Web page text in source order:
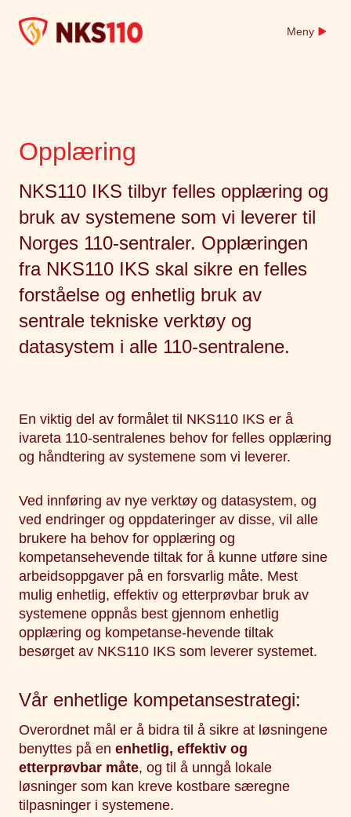
content
Meny
Opplæring
NKS110 IKS tilbyr felles opplæring og
bruk av systemene som vi leverer til
Norges 110-sentraler. Opplæringen
fra NKS110 IKS skal sikre en felles
forståelse og enhetlig bruk av
sentrale tekniske verktøy og
datasystem i alle 110-sentralene.
En viktig del av formålet til NKS110 IKS er å
ivareta 110-sentralenes behov for felles opplæring
og håndtering av systemene som vi leverer.
Ved innføring av nye verktøy og datasystem, og
ved endringer og oppdateringer av disse, vil alle
brukere ha behov for opplæring og
kompetansehevende tiltak for å kunne utføre sine
arbeidsoppgaver på en forsvarlig måte. Mest
mulig enhetlig, effektiv og etterprøvbar bruk av
systemene oppnås best gjennom enhetlig
opplæring og kompetanse-hevende tiltak
besørget av NKS110 IKS som leverer systemet.
Vår enhetlige kompetansestrategi:
Overordnet mål er å bidra til å sikre at løsningene
benyttes på en enhetlig, effektiv og
etterprøvbar måte, og til å unngå lokale
løsninger som kan kreve kostbare særegne
tilpasninger i systemene.